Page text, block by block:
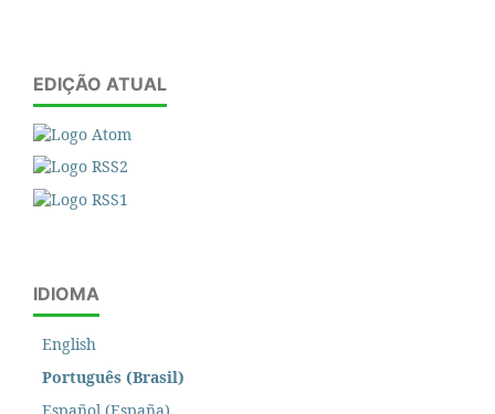
EDIÇÃO ATUAL
IDIOMA
English
Português (Brasil)